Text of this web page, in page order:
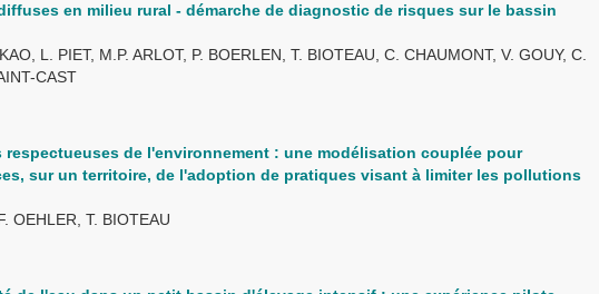
en milieu rural - démarche de diagnostic de risques sur le bassin
L. PIET, M.P. ARLOT, P. BOERLEN, T. BIOTEAU, C. CHAUMONT, V. GOUY, C.
CAST
de l'environnement : une modélisation couplée pour
sur un territoire, de l'adoption de pratiques visant à limiter les pollutions
OEHLER, T. BIOTEAU